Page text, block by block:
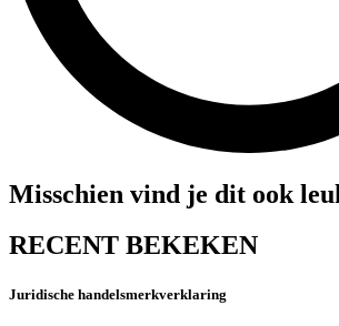
Misschien vind je dit ook
RECENT BEKEKEN
Juridische handelsmerkverklaring